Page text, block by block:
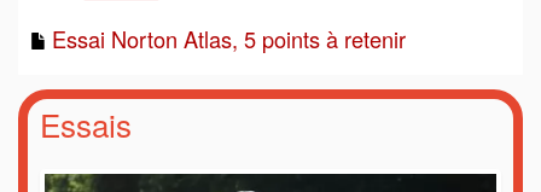
Essai Norton Atlas, 5 points à retenir
Essais